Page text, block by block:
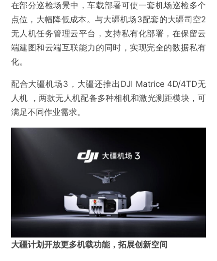
在部分巡检场景中，车载部署可使一套机场巡检多个
点位，大幅降低成本。与大疆机场3配套的大疆司空2
无人机任务管理云平台，支持私有化部署，在保留云
端建图和云端互联能力的同时，实现完全的数据私有
化。
配合大疆机场3，大疆还推出DJI Matrice 4D/4TD无
人机 ，两款无人机配备多种相机和激光测距模块，可
满足不同作业需求。
大疆计划开放更多机载功能，拓展创新空间